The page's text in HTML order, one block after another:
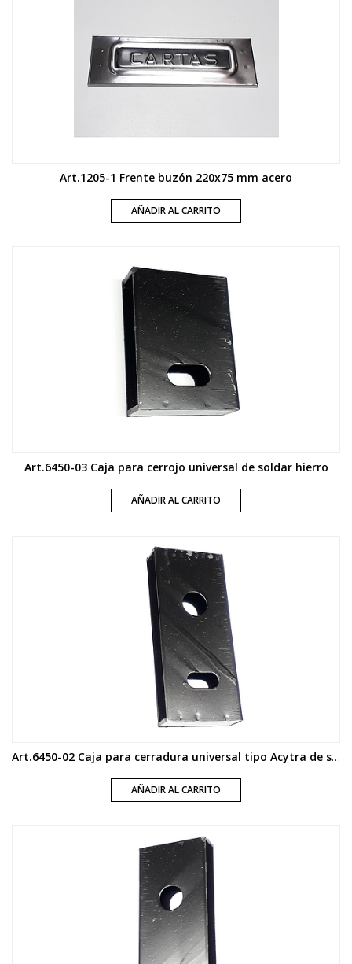
Art.1205-1 Frente buzón 220x75 mm acero
AÑADIR AL CARRITO
Art.6450-03 Caja para cerrojo universal de soldar hierro
AÑADIR AL CARRITO
Art.6450-02 Caja para cerradura universal tipo Acytra de soldar hierro
AÑADIR AL CARRITO